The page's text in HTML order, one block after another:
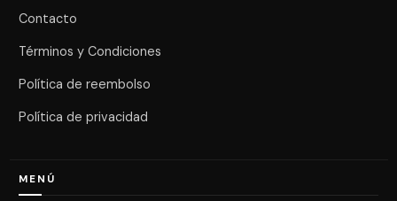
Contacto
Términos y Condiciones
Política de reembolso
Política de privacidad
MENÚ